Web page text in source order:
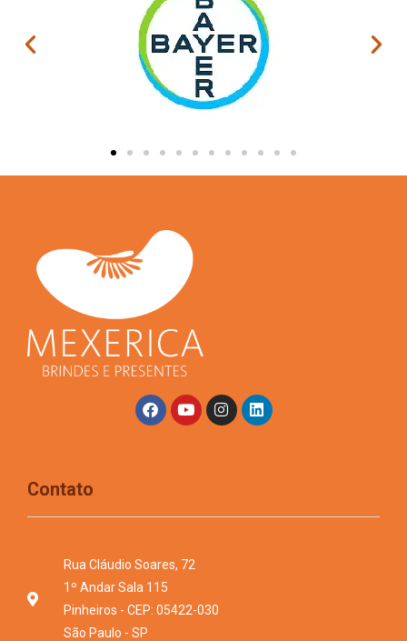
Contato
Rua Cláudio Soares, 72
1º Andar Sala 115
Pinheiros - CEP: 05422-030
São Paulo - SP